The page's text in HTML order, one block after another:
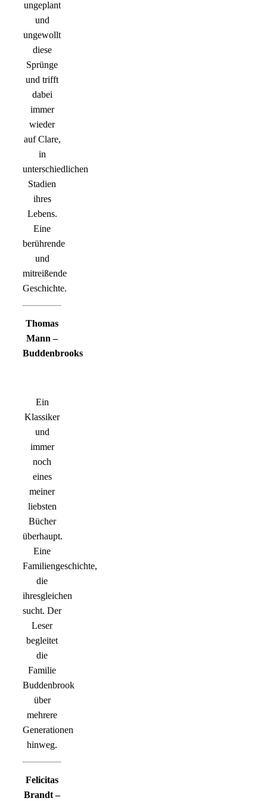
ungeplant
und
ungewollt
diese
Sprünge
und trifft
dabei
immer
wieder
auf Clare,
in
unterschiedlichen
Stadien
ihres
Lebens.
Eine
berührende
und
mitreißende
Geschichte.
Thomas
Mann –
Buddenbrooks
Ein
Klassiker
und
immer
noch
eines
meiner
liebsten
Bücher
überhaupt.
Eine
Familiengeschichte,
die
ihresgleichen
sucht. Der
Leser
begleitet
die
Familie
Buddenbrook
über
mehrere
Generationen
hinweg.
Felicitas
Brandt –